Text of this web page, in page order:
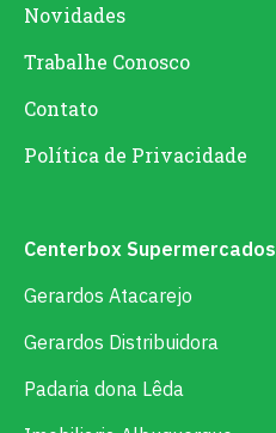
Novidades
Trabalhe Conosco
Contato
Política de Privacidade
Centerbox Supermercados
Gerardos Atacarejo
Gerardos Distribuidora
Padaria dona Lêda